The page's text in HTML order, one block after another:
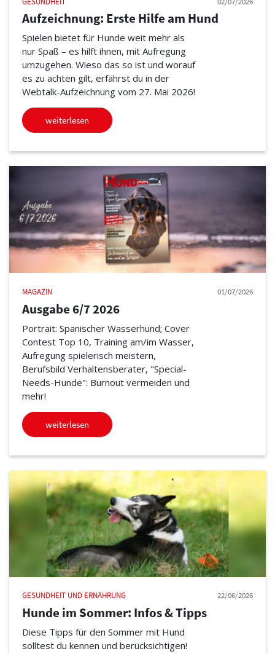
Aufzeichnung: Erste Hilfe am Hund
Spielen bietet für Hunde weit mehr als
nur Spaß – es hilft ihnen, mit Aufregung
umzugehen. Wieso das so ist und worauf
es zu achten gilt, erfährst du in der
Webtalk-Aufzeichnung vom 27. Mai 2026!
weiterlesen
MAGAZIN 01/07/2026
Ausgabe 6/7 2026
Portrait: Spanischer Wasserhund; Cover
Contest Top 10, Training am/im Wasser,
Aufregung spielerisch meistern,
Berufsbild Verhaltensberater, "Special-
Needs-Hunde": Burnout vermeiden und
mehr!
weiterlesen
GESUNDHEIT UND ERNÄHRUNG 22/06/2026
Hunde im Sommer: Infos & Tipps
Diese Tipps für den Sommer mit Hund
solltest du kennen und berücksichtigen!